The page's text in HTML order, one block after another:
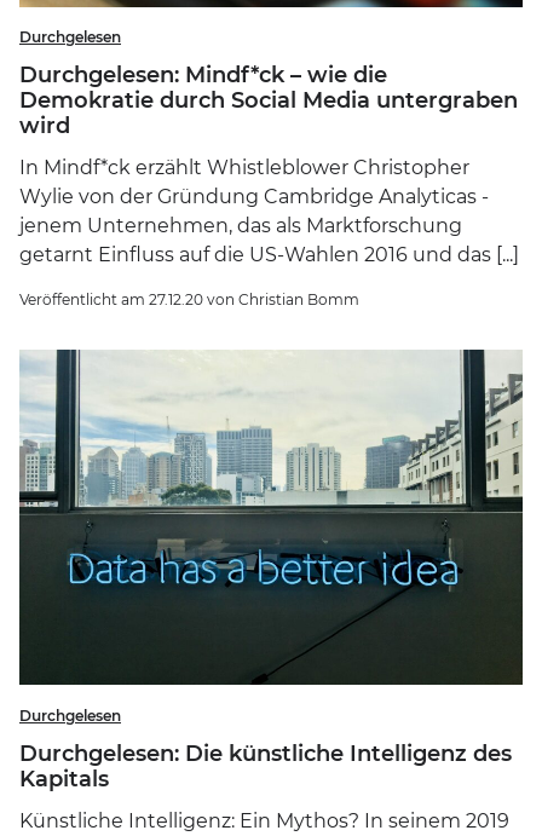
Durchgelesen
Durchgelesen: Mindf*ck – wie die
Demokratie durch Social Media untergraben
wird
In Mindf*ck erzählt Whistleblower Christopher
Wylie von der Gründung Cambridge Analyticas -
jenem Unternehmen, das als Marktforschung
getarnt Einfluss auf die US-Wahlen 2016 und das [...]
Veröffentlicht am 27.12.20 von Christian Bomm
Durchgelesen
Durchgelesen: Die künstliche Intelligenz des
Kapitals
Künstliche Intelligenz: Ein Mythos? In seinem 2019